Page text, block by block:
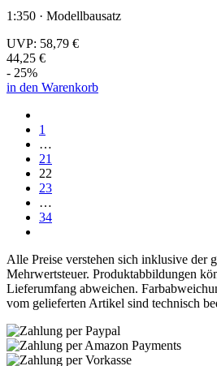
1:350 · Modellbausatz
UVP: 58,79 €
44,25 €
- 25%
in den Warenkorb
1
…
21
22
23
…
34
Alle Preise verstehen sich inklusive der
Mehrwertsteuer. Produktabbildungen
Lieferumfang abweichen.
vom gelieferten Artikel sind technisch